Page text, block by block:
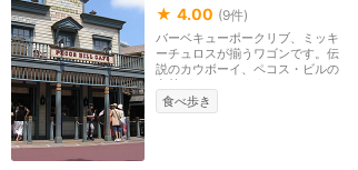
★ 4.00 (9件)
バーベキューポークリブ、ミッキ
ーチュロスが揃うワゴンです。伝
説のカウボーイ、ペコス・ビルの
名前がついています。
食べ歩き